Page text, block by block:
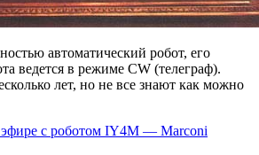
автоматический робот, его
ведется в режиме CW (телеграф).
лет, но не все знают как можно
эфире с роботом IY4M — Marconi